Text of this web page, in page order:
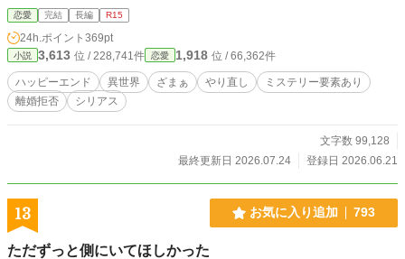
あるため城に部屋を賜っていて、家には滅多に帰って来ない。 日々の食事す
ら用意されないこともある、囚人のような生活に、シャルリーヌの心は限界に達
していた。 （もう我慢できないわ。ディアーヌ様の顔を立てるために我慢して
きたけどもうたくさん） ディアーヌも、一年も白い結婚を続けていたと知れ
ば離縁を認めてくれるだろう。 シャルリーヌは夫と離縁する意思を固め、休
職中の侍女の仕事に戻ろうと決意する。 そして、城で暮らす夫へ向けて手紙
を書いたのだが――何故か彼は、血相を変えて帰って来て、シャルリーヌを部屋
ちを次々と解雇しはじめて、生活の面倒を自分が見ると言い出して…？ いっ
たい何が起こったのか。 夫から逃げ出したいシャルリーヌは、閉じ込められ
か。 シャルリーヌは知らない。夫に、一度目の人生の記憶が蘇ったことを―
恋愛 完結 長編 R15
24h.ポイント 369pt
小説 3,613 位 / 228,741件 恋愛 1,918 位 / 66,362件
ハッピーエンド 異世界 ざまぁ やり直し
ミステリー要素あり
離婚拒否
シリアス
文字数 99,128
最終更新日 2026.07.24
登録日 2026.06.21
13 お気に入り追加 793
ただずっと側にいてほしかった